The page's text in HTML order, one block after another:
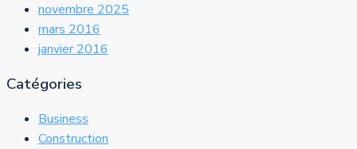
novembre 2025
mars 2016
janvier 2016
Catégories
Business
Construction